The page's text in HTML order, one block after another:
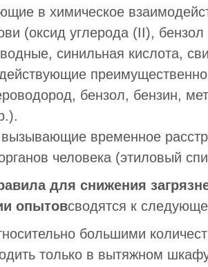
в химическое
(оксид углерода (II), бензол
синильная кислота,
бензол, бензин,
вызывающие временное
человека (этиловый
для снижения
опытовсводятся к
большими
только в вытяжном